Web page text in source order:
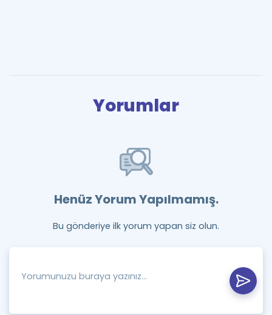
Yorumlar
Henüz Yorum Yapılmamış.
Bu gönderiye ilk yorum yapan siz olun.